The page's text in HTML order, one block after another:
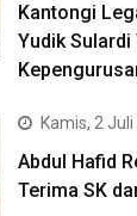
Kantongi
Yudik Sulardi
Kamis, 2
Abdul Hafid
Terima SK